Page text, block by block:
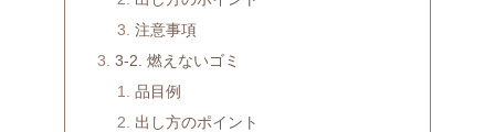
注意事項
3-2. 燃えないゴミ
品目例
出し方のポイント